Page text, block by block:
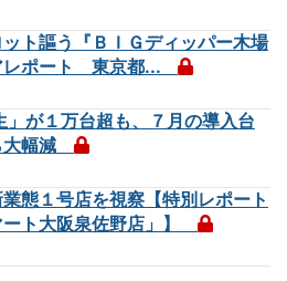
ト謳う『ＢＩＧディッパー木場
レポート 東京都...
」が１万台超も、７月の導入台
大幅減
態１号店を視察【特別レポート
ート大阪泉佐野店」】